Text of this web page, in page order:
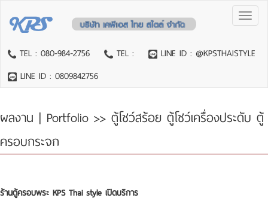
Toggle
TEL : 080-984-2756
TEL :
LINE ID : @KPSTHAISTYLE
LINE ID : 0809842756
ผลงาน | Portfolio >> ตู้โชว์สร้อย ตู้โชว์เครื่องประดับ ตู้
ครอบกระจก
ร้านตู้ครอบพระ KPS Thai style เปิดบริการ